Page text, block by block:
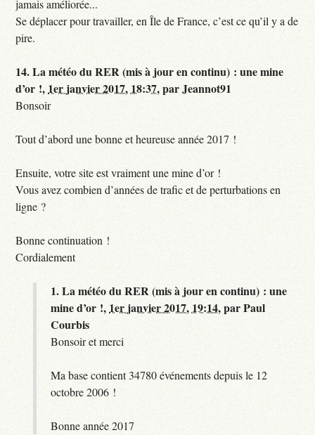
jamais améliorée...
Se déplacer pour travailler, en Île de France, c’est ce qu’il y a de
pire.
14.La météo du RER (mis à jour en continu) : une mine
d’or !, 1er janvier 2017, 18:37,parJeannot91
Bonsoir
Tout d’abord une bonne et heureuse année 2017 !
Ensuite, votre site est vraiment une mine d’or !
Vous avez combien d’années de trafic et de perturbations en
ligne ?
Bonne continuation !
Cordialement
1.La météo du RER (mis à jour en continu) : une
mine d’or !, 1er janvier 2017, 19:14,parPaul
Courbis
Bonsoir et merci
Ma base contient 34780 événements depuis le 12
octobre 2006 !
Bonne année 2017